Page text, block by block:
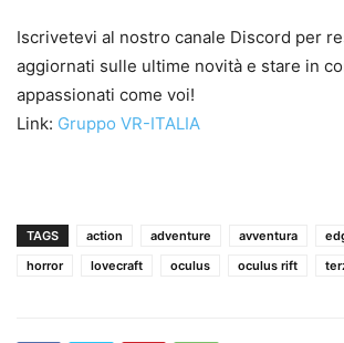
Iscrivetevi al nostro canale Discord per
aggiornati sulle ultime novità e stare in
appassionati come voi!
Link: Gruppo VR-ITALIA
TAGS action adventure avventura
horror
lovecraft oculus oculus rift